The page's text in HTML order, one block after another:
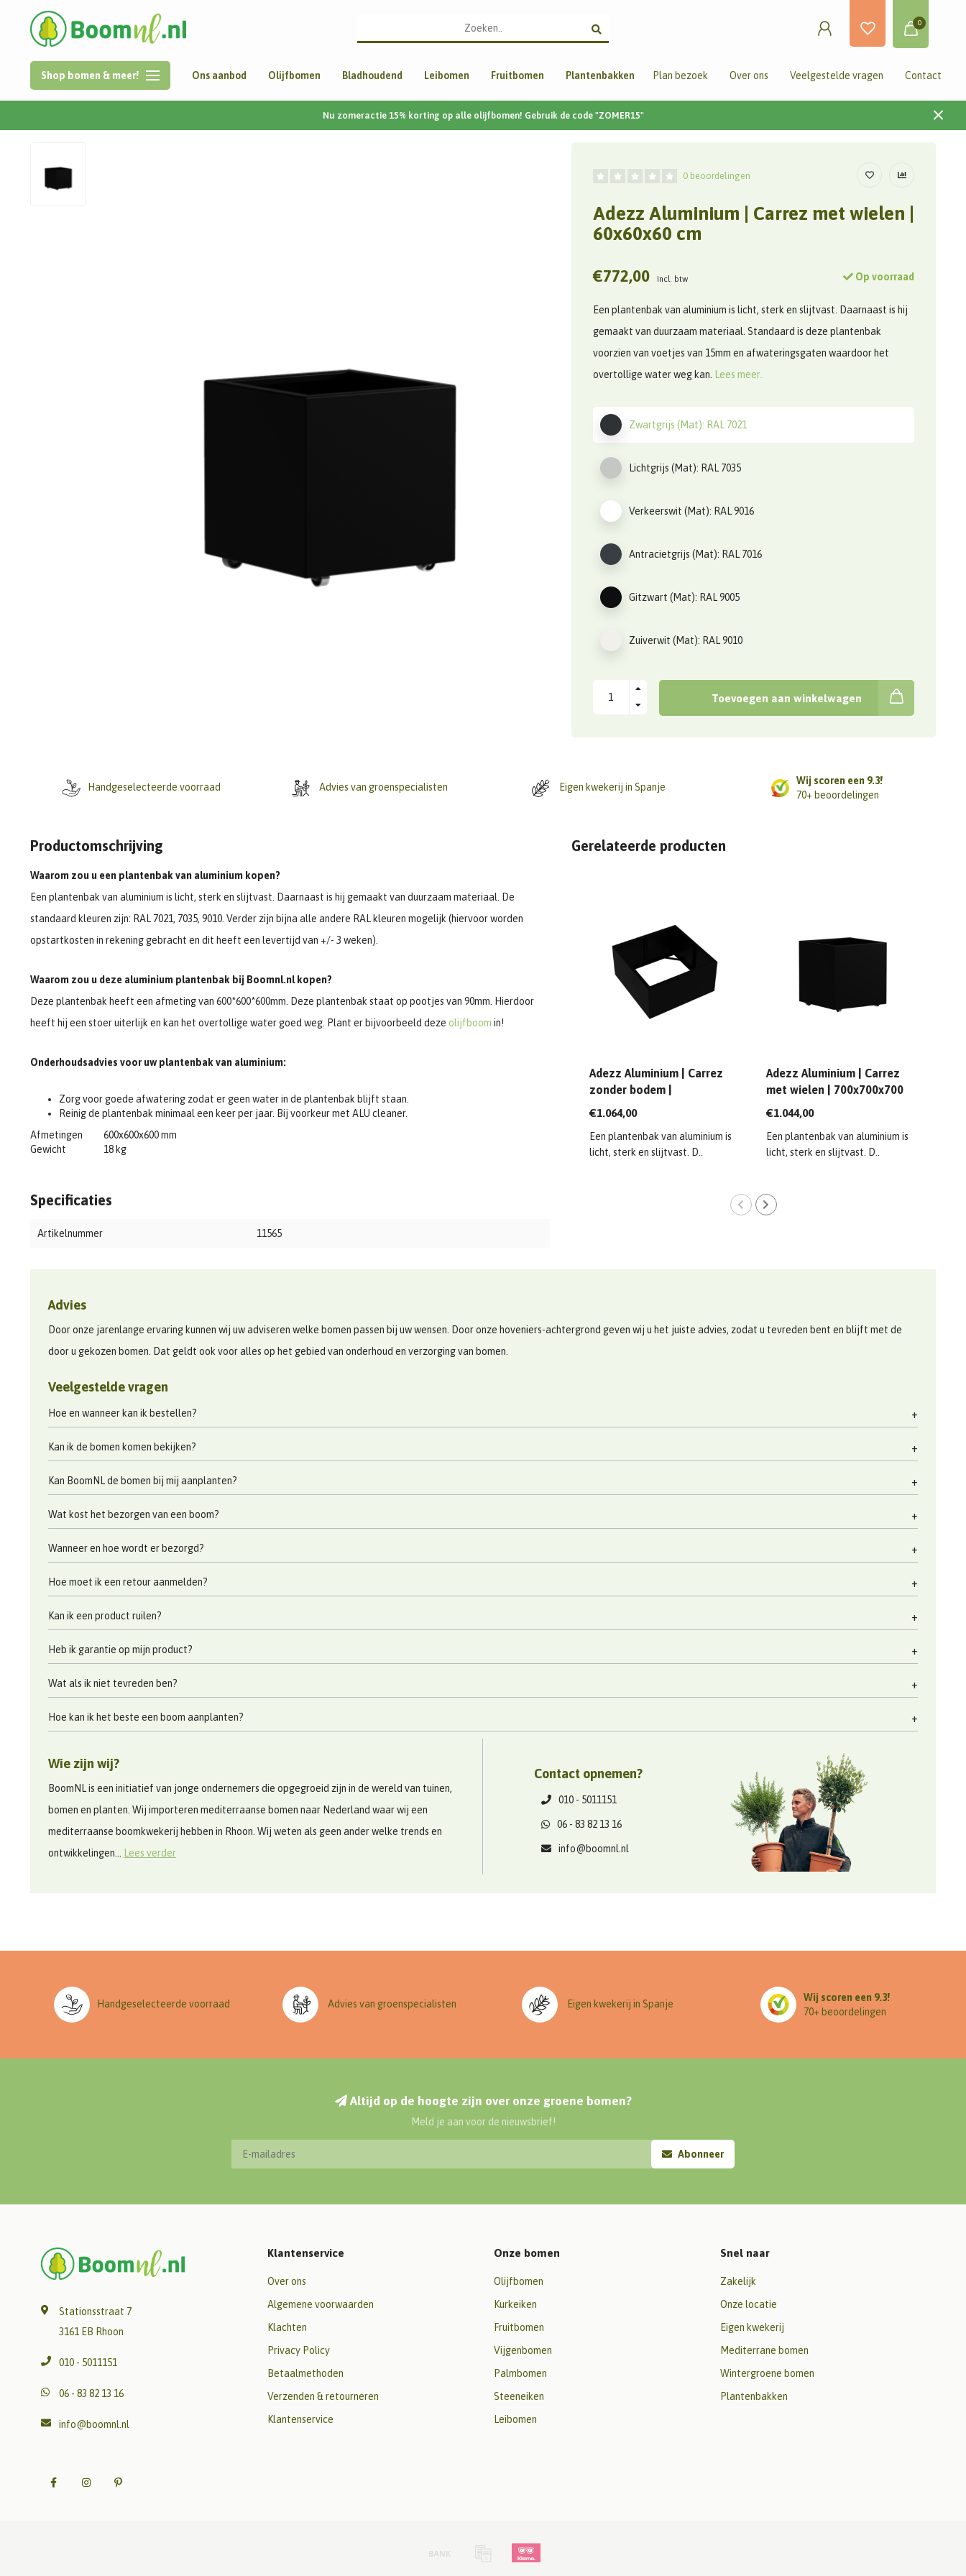
0
Shop bomen & meer! Ons aanbod Olijfbomen Bladhoudend Leibomen Fruitbomen Plantenbakken Plan bezoek Over ons Veelgestelde vragen Contact
Nu zomeractie 15% korting op alle olijfbomen! Gebruik de code "ZOMER15"
0 beoordelingen
Adezz Aluminium | Carrez met wielen |
60x60x60 cm
€772,00 Incl. btw Op voorraad
Een plantenbak van aluminium is licht, sterk en slijtvast. Daarnaast is hij
gemaakt van duurzaam materiaal. Standaard is deze plantenbak
voorzien van voetjes van 15mm en afwateringsgaten waardoor het
overtollige water weg kan.
Lees meer..
Zwartgrijs (Mat): RAL 7021
Lichtgrijs (Mat): RAL 7035
Verkeerswit (Mat): RAL 9016
Antracietgrijs (Mat): RAL 7016
Gitzwart (Mat): RAL 9005
Zuiverwit (Mat): RAL 9010
Toevoegen aan winkelwagen
Handgeselecteerde voorraad Advies van groenspecialisten Eigen kwekerij in Spanje
Wij scoren een 9.3!
70+ beoordelingen
Productomschrijving
Waarom zou u een plantenbak van aluminium kopen?
Een plantenbak van aluminium is licht, sterk en slijtvast. Daarnaast is hij gemaakt van duurzaam materiaal. De
standaard kleuren zijn: RAL 7021, 7035, 9010. Verder zijn bijna alle andere RAL kleuren mogelijk (hiervoor worden
opstartkosten in rekening gebracht en dit heeft een levertijd van +/- 3 weken).
Waarom zou u deze aluminium plantenbak bij Boomnl.nl kopen?
Deze plantenbak heeft een afmeting van 600*600*600mm. Deze plantenbak staat op pootjes van 90mm. Hierdoor
heeft hij een stoer uiterlijk en kan het overtollige water goed weg. Plant er bijvoorbeeld deze olijfboom in!
Onderhoudsadvies voor uw plantenbak van aluminium:
Zorg voor goede afwatering zodat er geen water in de plantenbak blijft staan.
Reinig de plantenbak minimaal een keer per jaar. Bij voorkeur met ALU cleaner.
Afmetingen
600x600x600 mm
Gewicht
18 kg
Specificaties
Artikelnummer 11565
Gerelateerde producten
Adezz Aluminium | Carrez
zonder bodem |
1200x1200x600 mm
€1.064,00
Een plantenbak van aluminium is
licht, sterk en slijtvast. D..
Adezz Aluminium | Carrez
met wielen | 700x700x700
mm
€1.044,00
Een plantenbak van aluminium is
licht, sterk en slijtvast. D..
Advies
Door onze jarenlange ervaring kunnen wij uw adviseren welke bomen passen bij uw wensen. Door onze hoveniers-achtergrond geven wij u het juiste advies, zodat u tevreden bent en blijft met de
door u gekozen bomen. Dat geldt ook voor alles op het gebied van onderhoud en verzorging van bomen.
Veelgestelde vragen
Hoe en wanneer kan ik bestellen?
Kan ik de bomen komen bekijken?
Kan BoomNL de bomen bij mij aanplanten?
Wat kost het bezorgen van een boom?
Wanneer en hoe wordt er bezorgd?
Hoe moet ik een retour aanmelden?
Kan ik een product ruilen?
Heb ik garantie op mijn product?
Wat als ik niet tevreden ben?
Hoe kan ik het beste een boom aanplanten?
Wie zijn wij?
BoomNL is een initiatief van jonge ondernemers die opgegroeid zijn in de wereld van tuinen,
bomen en planten. Wij importeren mediterraanse bomen naar Nederland waar wij een
mediterraanse boomkwekerij hebben in Rhoon. Wij weten als geen ander welke trends en
ontwikkelingen... Lees verder
Contact opnemen?
010 - 5011151
06 - 83 82 13 16
info@boomnl.nl
Handgeselecteerde voorraad Advies van groenspecialisten Eigen kwekerij in Spanje
Wij scoren een 9.3!
70+ beoordelingen
Altijd op de hoogte zijn over onze groene bomen?
Meld je aan voor de nieuwsbrief!
Abonneer
Stationsstraat 7
3161 EB Rhoon
010 - 5011151
06 - 83 82 13 16
info@boomnl.nl
Klantenservice
Over ons
Algemene voorwaarden
Klachten
Privacy Policy
Betaalmethoden
Verzenden & retourneren
Klantenservice
Onze bomen
Olijfbomen
Kurkeiken
Fruitbomen
Vijgenbomen
Palmbomen
Steeneiken
Leibomen
Snel naar
Zakelijk
Onze locatie
Eigen kwekerij
Mediterrane bomen
Wintergroene bomen
Plantenbakken